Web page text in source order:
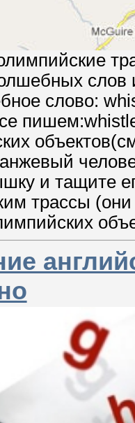
слов
слово:
и тащите
трассы